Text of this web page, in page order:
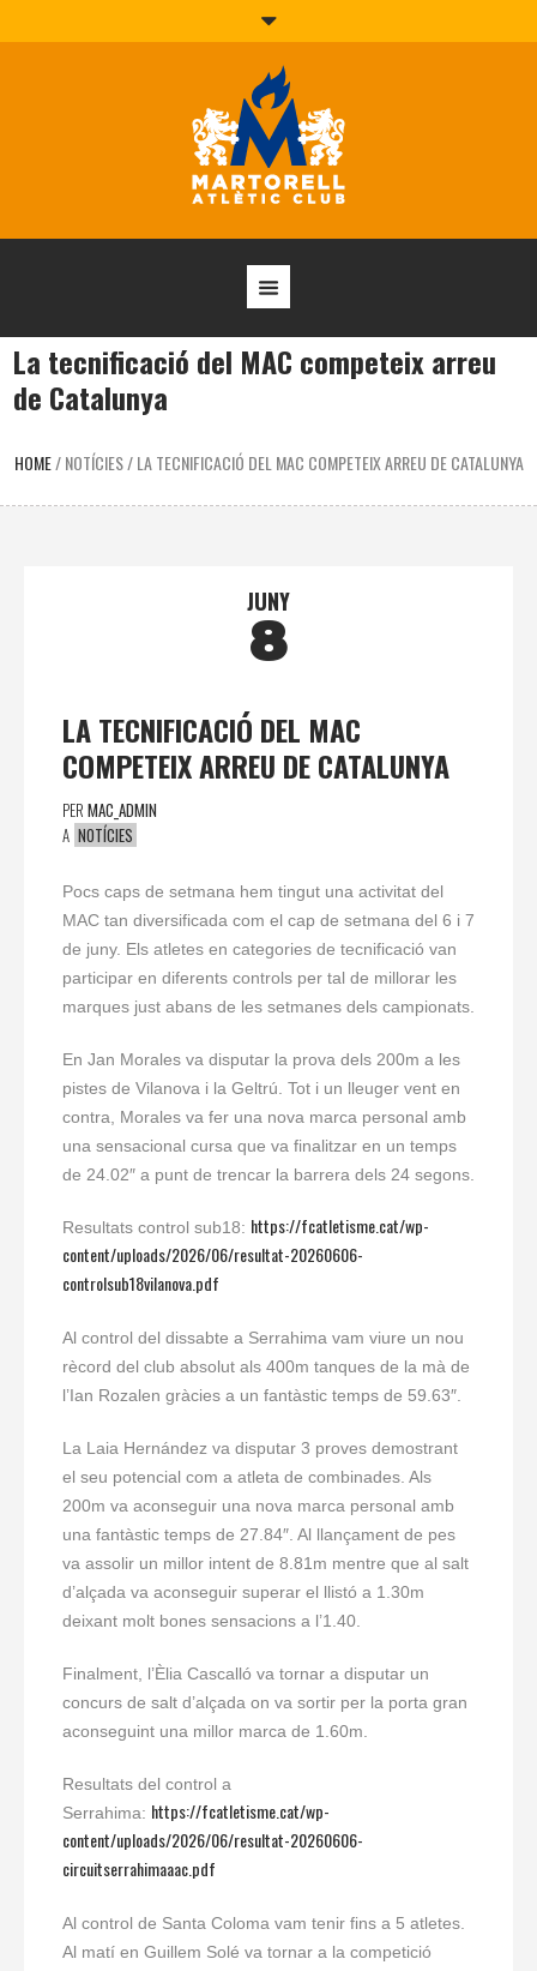
La tecnificació del MAC competeix arreu
de Catalunya
HOME/NOTÍCIES/LA TECNIFICACIÓ DEL MAC COMPETEIX ARREU DE CATALUNYA
JUNY
8
LA TECNIFICACIÓ DEL MAC
COMPETEIX ARREU DE CATALUNYA
PER MAC_ADMIN
A NOTÍCIES
Pocs caps de setmana hem tingut una activitat del
MAC tan diversificada com el cap de setmana del 6 i 7
de juny. Els atletes en categories de tecnificació van
participar en diferents controls per tal de millorar les
marques just abans de les setmanes dels campionats.
En Jan Morales va disputar la prova dels 200m a les
pistes de Vilanova i la Geltrú. Tot i un lleuger vent en
contra, Morales va fer una nova marca personal amb
una sensacional cursa que va finalitzar en un temps
de 24.02″ a punt de trencar la barrera dels 24 segons.
Resultats control sub18: https://fcatletisme.cat/wp-
content/uploads/2026/06/resultat-20260606-
controlsub18vilanova.pdf
Al control del dissabte a Serrahima vam viure un nou
rècord del club absolut als 400m tanques de la mà de
l’Ian Rozalen gràcies a un fantàstic temps de 59.63″.
La Laia Hernández va disputar 3 proves demostrant
el seu potencial com a atleta de combinades. Als
200m va aconseguir una nova marca personal amb
una fantàstic temps de 27.84″. Al llançament de pes
va assolir un millor intent de 8.81m mentre que al salt
d’alçada va aconseguir superar el llistó a 1.30m
deixant molt bones sensacions a l’1.40.
Finalment, l’Èlia Cascalló va tornar a disputar un
concurs de salt d’alçada on va sortir per la porta gran
aconseguint una millor marca de 1.60m.
Resultats del control a
Serrahima: https://fcatletisme.cat/wp-
content/uploads/2026/06/resultat-20260606-
circuitserrahimaaac.pdf
Al control de Santa Coloma vam tenir fins a 5 atletes.
Al matí en Guillem Solé va tornar a la competició